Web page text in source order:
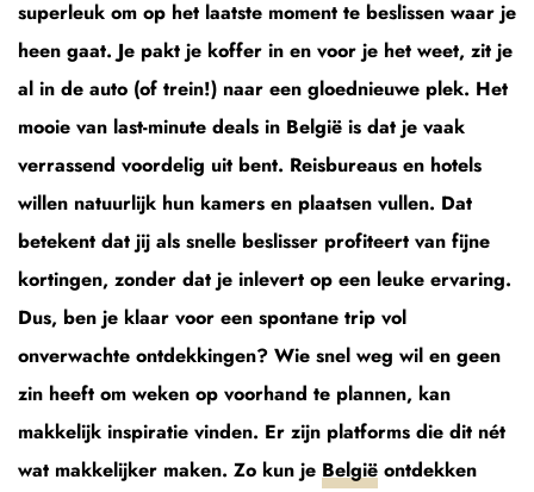
superleuk om op het laatste moment te beslissen waar je
heen gaat. Je pakt je koffer in en voor je het weet, zit je
al in de auto (of trein!) naar een gloednieuwe plek. Het
mooie van last-minute deals in België is dat je vaak
verrassend voordelig uit bent. Reisbureaus en hotels
willen natuurlijk hun kamers en plaatsen vullen. Dat
betekent dat jij als snelle beslisser profiteert van fijne
kortingen, zonder dat je inlevert op een leuke ervaring.
Dus, ben je klaar voor een spontane trip vol
onverwachte ontdekkingen? Wie snel weg wil en geen
zin heeft om weken op voorhand te plannen, kan
makkelijk inspiratie vinden. Er zijn platforms die dit nét
wat makkelijker maken. Zo kun je België ontdekken